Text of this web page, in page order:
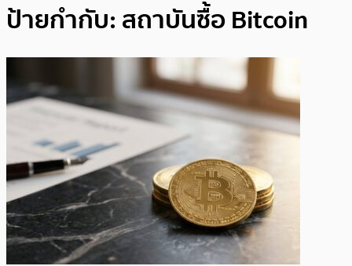
ป้ายกำกับ: สถาบันซื้อ Bitcoin